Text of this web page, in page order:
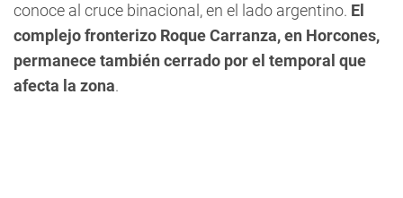
conoce al cruce binacional, en el lado argentino. El
complejo fronterizo Roque Carranza, en Horcones,
permanece también cerrado por el temporal que
afecta la zona.